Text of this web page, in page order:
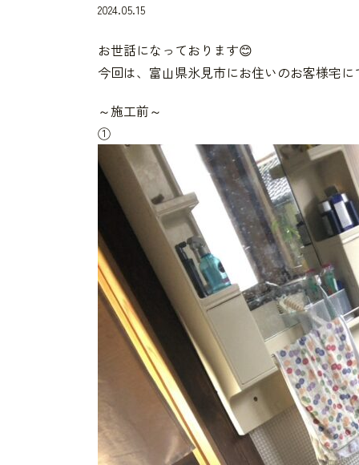
2024.05.15
お世話になっております😊
今回は、富山県氷見市にお住いのお客様宅
～施工前～
①